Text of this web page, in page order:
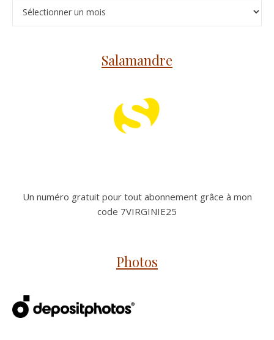
Salamandre
Un numéro gratuit pour tout abonnement grâce à mon
code 7VIRGINIE25
Photos